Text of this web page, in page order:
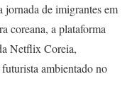
jornada de imigrantes em
coreana, a plataforma
Netflix Coreia,
ambientado no